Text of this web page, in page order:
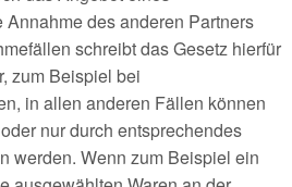
des anderen Partners
schreibt das Gesetz hierfür
zum Beispiel bei
in allen anderen Fällen können
nur durch entsprechendes
werden. Wenn zum Beispiel ein